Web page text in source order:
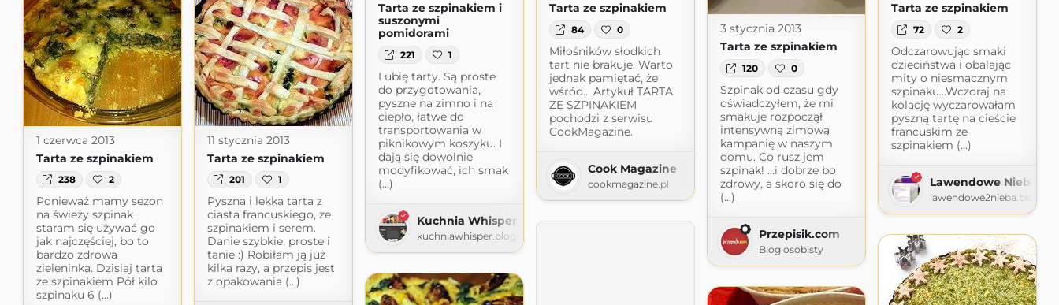
Tarta ze szpinakiem i
suszonymi
pomidorami
221 1
Lubię tarty. Są proste
do przygotowania,
pyszne na zimno i na
ciepło, łatwe do
transportowania w
piknikowym koszyku. I
dają się dowolnie
modyfikować, ich smak
(...)
Kuchnia Whisper
kuchniawhisper.blogspot.com
Tarta ze szpinakiem
84 0
Miłośników słodkich
tart nie brakuje. Warto
jednak pamiętać, że
wśród... Artykuł TARTA
ZE SZPINAKIEM
pochodzi z serwisu
CookMagazine.
Cook Magazine
cookmagazine.pl
Tarta ze szpinakiem
72 2
Odczarowując smaki
dzieciństwa i obalając
mity o niesmacznym
szpinaku...Wczoraj na
kolację wyczarowałam
pyszną tartę na cieście
francuskim ze
szpinakiem (...)
Lawendowe Niebo
3 stycznia 2013
Tarta ze szpinakiem
120 0
Szpinak od czasu gdy
oświadczyłem, że mi
smakuje rozpoczął
intensywną zimową
kampanię w naszym
domu. Co rusz jem
szpinak! ...i dobrze bo
zdrowy, a skoro się do
(...)
Przepisik.com
Blog osobisty
1 czerwca 2013
Tarta ze szpinakiem
238 2
Ponieważ mamy sezon
na świeży szpinak
staram się używać go
jak najczęściej, bo to
bardzo zdrowa
zieleninka. Dzisiaj tarta
ze szpinakiem Pół kilo
szpinaku 6 (...)
11 stycznia 2013
Tarta ze szpinakiem
201 1
Pyszna i lekka tarta z
ciasta francuskiego, ze
szpinakiem i serem.
Danie szybkie, proste i
tanie :) Robiłam ją już
kilka razy, a przepis jest
z opakowania (...)